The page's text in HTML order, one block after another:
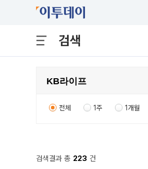
검색
전체 1주 1개월
검색결과 총 223 건